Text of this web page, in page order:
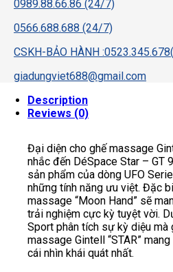
0989.88.66.86 (24/7)
0566.688.688 (24/7)
CSKH-BẢO HÀNH
giadungviet688@gmail.com
Description
Reviews (0)
Đại diện cho ghế massage
nhắc đến DéSpace Star – GT
sản phẩm của dòng UFO
những tính năng ưu việt. Đặc
massage “Moon Hand” sẽ
trải nghiệm cực kỳ tuyệt vời.
Sport phân tích sự kỳ diệu mà
massage Gintell “STAR”
cái nhìn khái quát nhất.